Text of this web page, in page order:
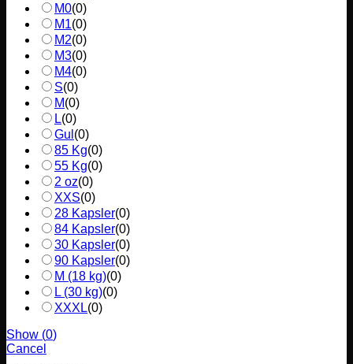
M0(0)
M1(0)
M2(0)
M3(0)
M4(0)
S(0)
M(0)
L(0)
Gul (0)
85 Kg(0)
55 Kg(0)
2 oz(0)
XXS(0)
28 Kapsler(0)
84 Kapsler(0)
30 Kapsler(0)
90 Kapsler(0)
M (18 kg)(0)
L (30 kg)(0)
XXXL(0)
Show (0)
Cancel